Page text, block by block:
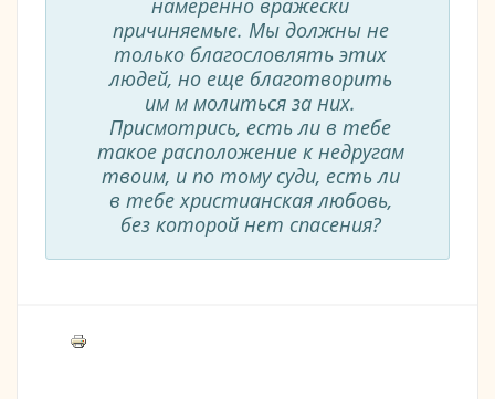
намеренно вражески
причиняемые. Мы должны не
только благословлять этих
людей, но еще благотворить
им м молиться за них.
Присмотрись, есть ли в тебе
такое расположение к недругам
твоим, и по тому суди, есть ли
в тебе христианская любовь,
без которой нет спасения?